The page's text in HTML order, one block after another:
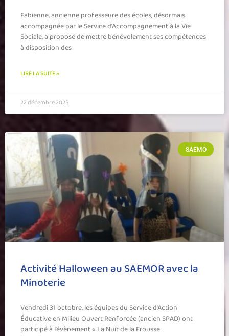
Fabienne, ancienne professeure des écoles, désormais
accompagnée par le Service d’Accompagnement à la Vie
Sociale, a proposé de mettre bénévolement ses compétences
à disposition des
LIRE LA SUITE »
22 décembre 2025
SAEMO
Activité Halloween au SAEMOR avec la
Minoterie
Vendredi 31 octobre, les équipes du Service d’Action
Éducative en Milieu Ouvert Renforcée (ancien SPAD) ont
participé à l’évènement « La Nuit de la Frousse